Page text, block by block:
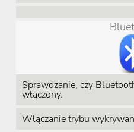
Sprawdzanie, czy
włączony.
Włączanie trybu